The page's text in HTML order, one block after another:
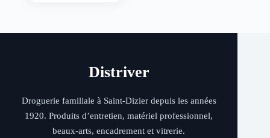
Distriver
Droguerie familiale à Saint-Dizier depuis les années
1920. Produits d’entretien, matériel professionnel,
beaux-arts, encadrement et vitrerie.